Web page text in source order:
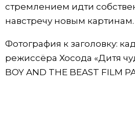
стремлением идти
навстречу новым картинам.
Фотография к заголовку:
режиссёра Хосода «Дитя
BOY AND THE BEAST FILM